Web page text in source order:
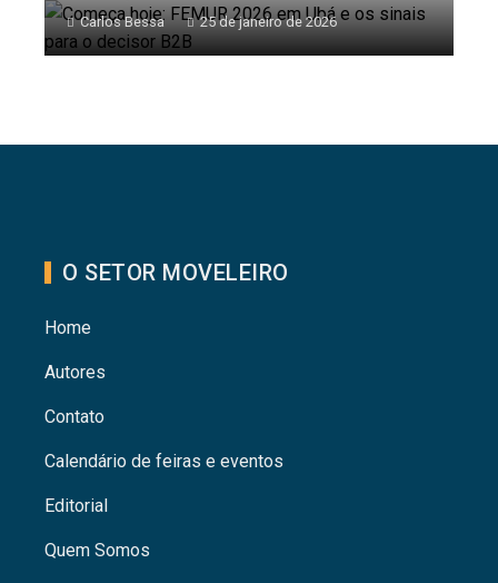
Carlos Bessa 25 de janeiro de 2026
O SETOR MOVELEIRO
Home
Autores
Contato
Calendário de feiras e eventos
Editorial
Quem Somos